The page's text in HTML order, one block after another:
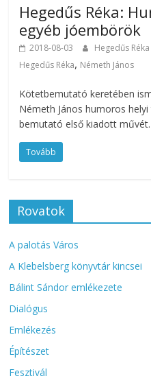
Hegedűs Réka:
egyéb jóembörök
2018-08-03 Hegedűs Réka
Hegedűs Réka, Németh János
Kötetbemutató keretében
Németh János humoros
bemutató első kiadott művét.
Tovább
Rovatok
A palotás Város
A Klebelsberg könyvtár kincsei
Bálint Sándor emlékezete
Dialógus
Emlékezés
Építészet
Fesztivál